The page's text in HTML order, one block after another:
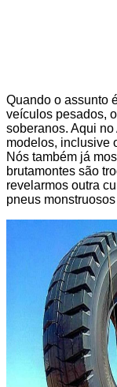
Quando o assunto
veículos pesados,
soberanos. Aqui
modelos, inclusive
Nós também já
brutamontes são
revelarmos outra
pneus